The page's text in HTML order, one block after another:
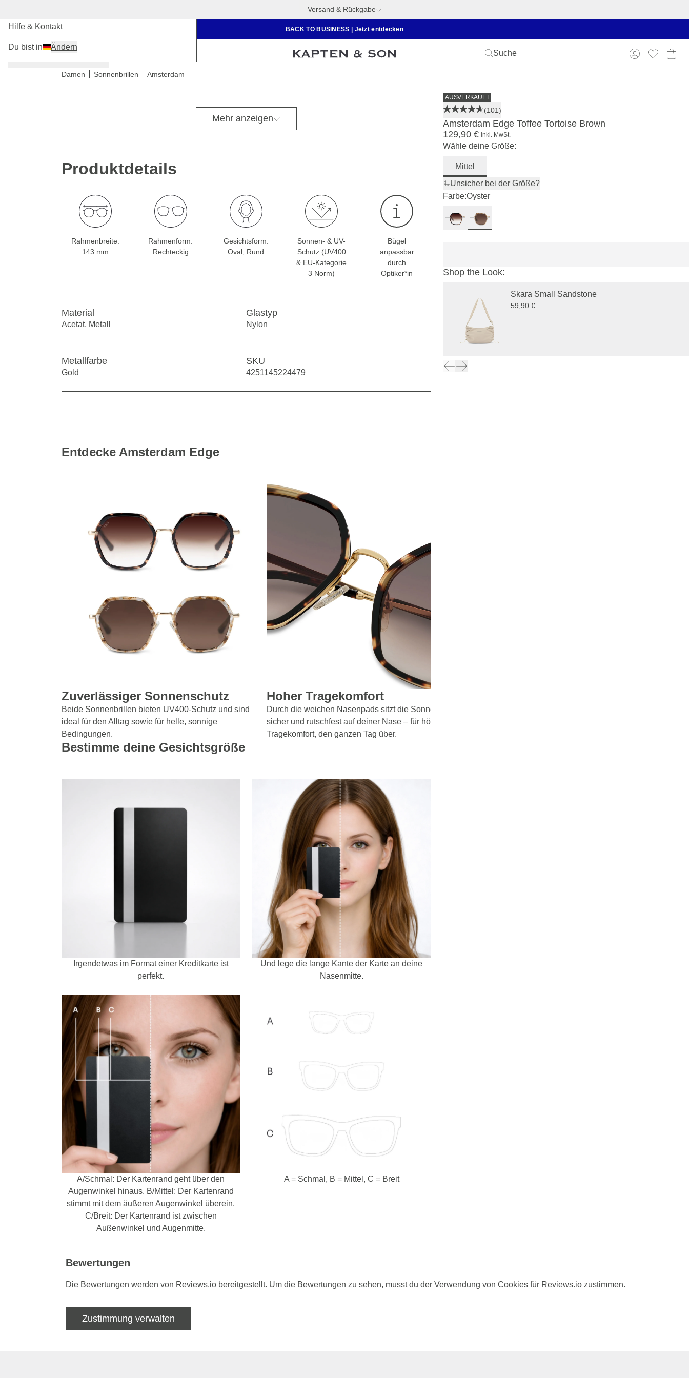
Versand & Rückgabe
BACK TO BUSINESS Jetzt entdecken
Herren
Hilfe & Kontakt
Du bist in Ändern
Damen Sonnenbrillen Amsterdam
Mehr anzeigen
AUSVERKAUFT
(101)
Amsterdam Edge Toffee Tortoise Brown
129,90 € inkl. MwSt.
Wähle deine Größe:
Mittel
Unsicher bei der Größe?
Farbe:Oyster
Shop the Look:
Skara Small Sandstone
59,90 €
Produktdetails
Rahmenbreite:
143 mm
Rahmenform:
Rechteckig
Gesichtsform:
Oval, Rund
Sonnen- & UV-
Schutz (UV400
& EU-Kategorie
3 Norm)
Bügel
anpassbar
durch
Optiker*in
Material
Acetat, Metall
Glastyp
Nylon
Metallfarbe
Gold
SKU
4251145224479
Entdecke Amsterdam Edge
Zuverlässiger Sonnenschutz
Beide Sonnenbrillen bieten UV400-Schutz und sind
ideal für den Alltag sowie für helle, sonnige
Bedingungen.
Hoher Tragekomfort
Durch die weichen Nasenpads sitzt die Sonnenbrille
sicher und rutschfest auf deiner Nase – für höchsten
Tragekomfort, den ganzen Tag über.
Bestimme deine Gesichtsgröße
Irgendetwas im Format einer Kreditkarte ist
perfekt.
Und lege die lange Kante der Karte an deine
Nasenmitte.
A/Schmal: Der Kartenrand geht über den
Augenwinkel hinaus. B/Mittel: Der Kartenrand
stimmt mit dem äußeren Augenwinkel überein.
C/Breit: Der Kartenrand ist zwischen
Außenwinkel und Augenmitte.
A = Schmal, B = Mittel, C = Breit
Bewertungen
Die Bewertungen werden von Reviews.io bereitgestellt. Um die Bewertungen zu sehen, musst du der Verwendung von Cookies für Reviews.io zustimmen.
Zustimmung verwalten